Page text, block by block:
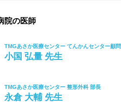
院の医師
TMGあさか医療センター てんかんセンター顧問
小国 弘量 先生
TMGあさか医療センター 整形外科 部長
永倉 大輔 先生